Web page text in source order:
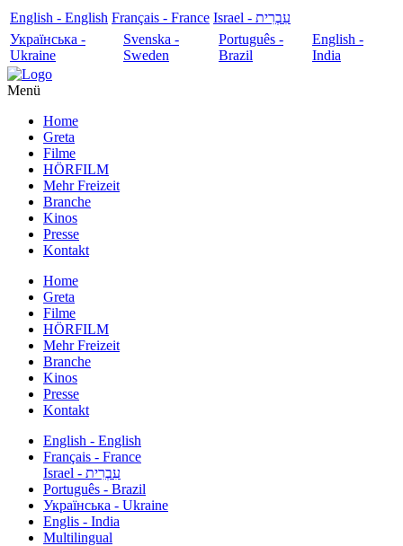
English - English Français - France
עִבְרִית - Israel
Українська -
Ukraine
Svenska -
Sweden
Português -
Brazil
English -
India
Menü
Home
Greta
Filme
HÖRFILM
Mehr Freizeit
Branche
Kinos
Presse
Kontakt
Home
Greta
Filme
HÖRFILM
Mehr Freizeit
Branche
Kinos
Presse
Kontakt
English - English
Français - France
עִבְרִית - Israel
Português - Brazil
Українська - Ukraine
Englis - India
Multilingual